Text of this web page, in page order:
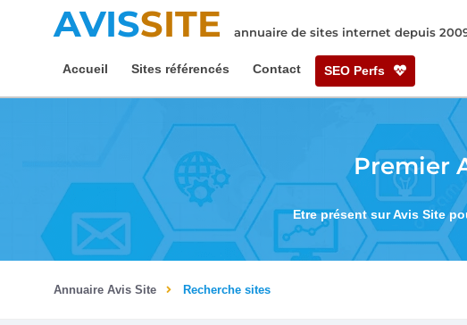
AVISSITE annuaire de sites internet depuis
Accueil Sites référencés Contact SEO Perfs
Premier
Etre présent sur Avis Site
Annuaire Avis Site Recherche sites